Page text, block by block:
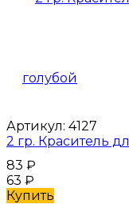
Артикул: 4127
2 гр. Краситель
83 ₽
63 ₽
Купить